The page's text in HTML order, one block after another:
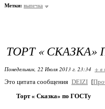
Метки: выпечка
ТОРТ « СКАЗКА»
Понедельник, 22 Июля 2013 г. 23:34 + в
Это цитата сообщения DEIZI [
Торт « Сказка» по ГОСТу